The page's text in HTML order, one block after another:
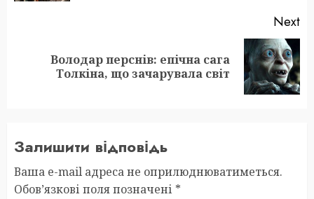
Next
Володар перснів: епічна сага
Толкіна, що зачарувала світ
Залишити відповідь
Ваша e-mail адреса не оприлюднюватиметься.
Обов’язкові поля позначені *